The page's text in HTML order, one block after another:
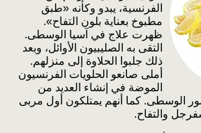
الفرنسية، يبدو وكأنه «طبق
مطبوخ بعناية بلون التفاح».
ظهرت علاج في آسيا الوسطى.
التقى به الصليبيون الأوائل، وبعد
ذلك جلبوا الحلاوة إلى منزلهم.
أملى صانعو الحلويات الفرنسيون
الموضة في إنشاء العديد من
الوسطى. كما أنهم يمتلكون أول مربى
والتفاح.